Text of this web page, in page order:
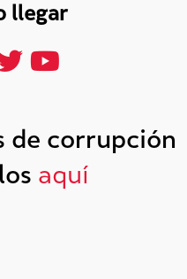
llegar
de corrupción
aquí